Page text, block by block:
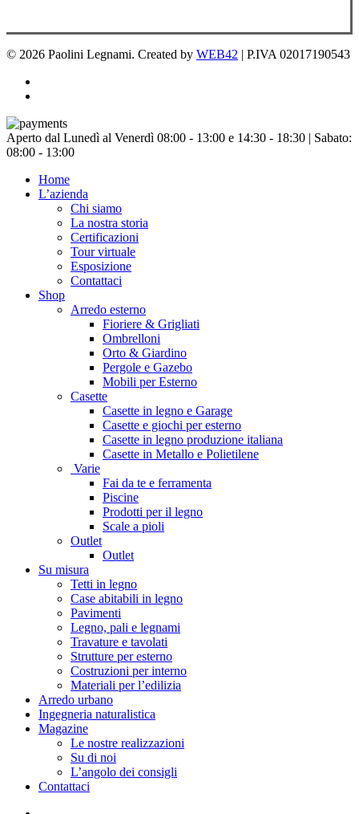
© 2026 Paolini Legnami. Created by WEB42 | P.IVA 02017190543
Chiudi
menu
Aperto dal Lunedì al Venerdì 08:00 - 13:00 e 14:30 - 18:30 | Sabato:
08:00 - 13:00
Home
L’azienda
Chi siamo
La nostra storia
Certificazioni
Tour virtuale
Esposizione
Contattaci
Shop
Arredo esterno
Fioriere & Grigliati
Ombrelloni
Orto & Giardino
Pergole e Gazebo
Mobili per Esterno
Casette
Casette in legno e Garage
Casette e giochi per esterno
Casette in legno produzione italiana
Casette in Metallo e Polietilene
Varie
Fai da te e ferramenta
Piscine
Prodotti per il legno
Scale a pioli
Outlet
Outlet
Su misura
Tetti in legno
Case abitabili in legno
Pavimenti
Legno, pali e legnami
Travature e tavolati
Strutture per esterno
Costruzioni per interno
Materiali per l’edilizia
Arredo urbano
Ingegneria naturalistica
Magazine
Le nostre realizzazioni
Su di noi
L’angolo dei consigli
Contattaci